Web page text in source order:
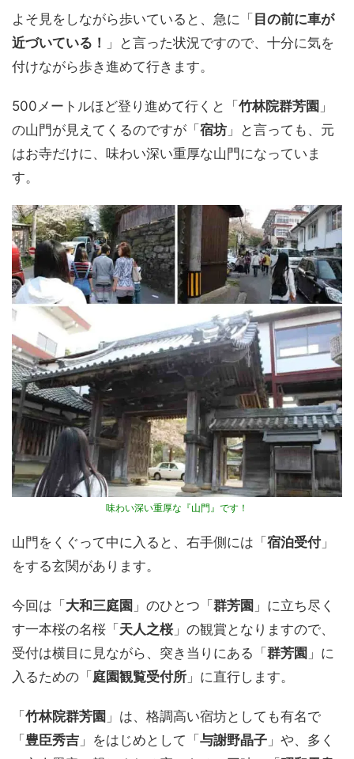
よそ見をしながら歩いていると、急に「目の前に車が
近づいている！
」と言った状況ですので、十分に気を
付けながら歩き進めて行きます。
500メートルほど登り進めて行くと「竹林院群芳園 」
の山門が見えてくるのですが「宿坊 」と言っても、元
はお寺だけに、味わい深い重厚な山門になっていま
す。
味わい深い重厚な『山門』です！
山門をくぐって中に入ると、右手側には「 宿泊受付」
をする玄関があります。
今回は「 大和三庭園 」のひとつ「 群芳園 」に立ち尽く
す一本桜の名桜「 天人之桜」の観賞となりますので、
受付は横目に見ながら、突き当りにある「 群芳園 」に
入るための「 庭園観覧受付所 」に直行します。
「 竹林院群芳園 」は、格調高い宿坊としても有名で
「 豊臣秀吉 」をはじめとして「 与謝野晶子 」や、多く